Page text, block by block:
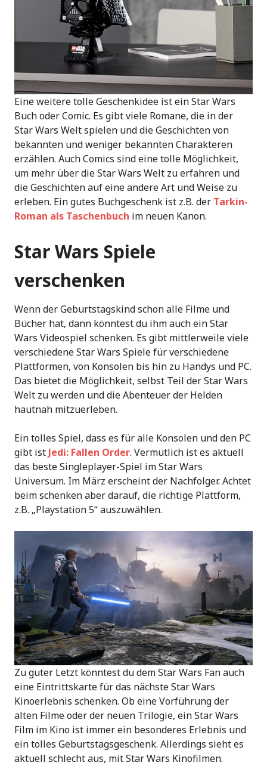
Eine weitere tolle Geschenkidee ist ein Star Wars
Buch oder Comic. Es gibt viele Romane, die in der
Star Wars Welt spielen und die Geschichten von
bekannten und weniger bekannten Charakteren
erzählen. Auch Comics sind eine tolle Möglichkeit,
um mehr über die Star Wars Welt zu erfahren und
die Geschichten auf eine andere Art und Weise zu
erleben. Ein gutes Buchgeschenk ist z.B. der Tarkin-
Roman als Taschenbuch im neuen Kanon.
Star Wars Spiele
verschenken
Wenn der Geburtstagskind schon alle Filme und
Bücher hat, dann könntest du ihm auch ein Star
Wars Videospiel schenken. Es gibt mittlerweile viele
verschiedene Star Wars Spiele für verschiedene
Plattformen, von Konsolen bis hin zu Handys und PC.
Das bietet die Möglichkeit, selbst Teil der Star Wars
Welt zu werden und die Abenteuer der Helden
hautnah mitzuerleben.
Ein tolles Spiel, dass es für alle Konsolen und den PC
gibt ist Jedi: Fallen Order. Vermutlich ist es aktuell
das beste Singleplayer-Spiel im Star Wars
Universum. Im März erscheint der Nachfolger. Achtet
beim schenken aber darauf, die richtige Plattform,
z.B. „Playstation 5“ auszuwählen.
Zu guter Letzt könntest du dem Star Wars Fan auch
eine Eintrittskarte für das nächste Star Wars
Kinoerlebnis schenken. Ob eine Vorführung der
alten Filme oder der neuen Trilogie, ein Star Wars
Film im Kino ist immer ein besonderes Erlebnis und
ein tolles Geburtstagsgeschenk. Allerdings sieht es
aktuell schlecht aus, mit Star Wars Kinofilmen.